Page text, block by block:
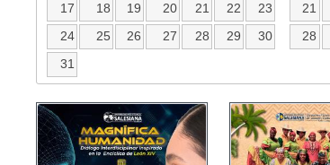
17
18 19 20 21 22
23
24
25 26 27 28 29
30
31
21
28